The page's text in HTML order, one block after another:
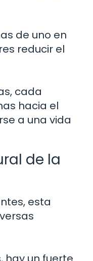
de uno en
reducir el
cada
hacia el
a una vida
de la
esta